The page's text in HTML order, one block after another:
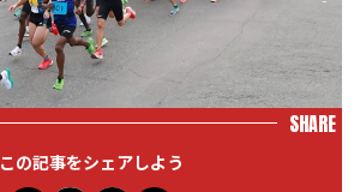
SHARE
この記事をシェアしよう